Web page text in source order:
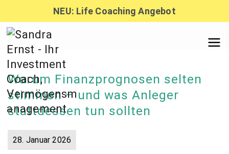
Inhalt
springen
NEU: Life Coaching Angebot
Ernst –
Warum Finanzprognosen selten
stimmen – und was Anleger
stattdessen tun sollten
28. Januar 2026